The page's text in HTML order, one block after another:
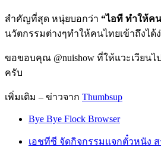
สำคัญที่สุด หนุ่ยบอกว่า “ไอที ทำให้ค
นวัตกรรมต่างๆทำให้คนไทยเข้าถึงไ
ขอขอบคุณ @nuishow ที่ให้แวะเวียนไ
ครับ
เพิ่มเติม – ข่าวจาก Thumbsup
Bye Bye Flock Browser
เอชทีซี จัดกิจกรรมแจกตั๋วหนัง